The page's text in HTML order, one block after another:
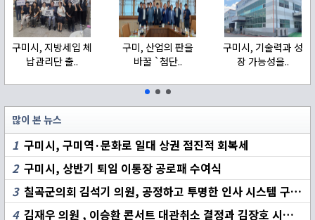
구미시, 지방세입 체
납관리단 출..
구미, 산업의 판을
바꿀 `첨단..
구미시, 기술력과 성
장 가능성을..
많이 본 뉴스
1 구미시, 구미역·문화로 일대 상권 점진적 회복세
2구미시, 상반기 퇴임 이통장 공로패 수여식
3칠곡군의회 김석기 의원, 공정하고 투명한 인사 시스템 구축 촉구
4김재우 의원 , 이승환 콘서트 대관취소 결정과 김장호 시장 책임 집중 추궁